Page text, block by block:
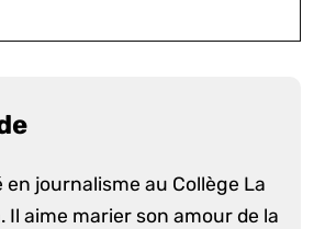
en journalisme au Collège La
Il aime marier son amour de la